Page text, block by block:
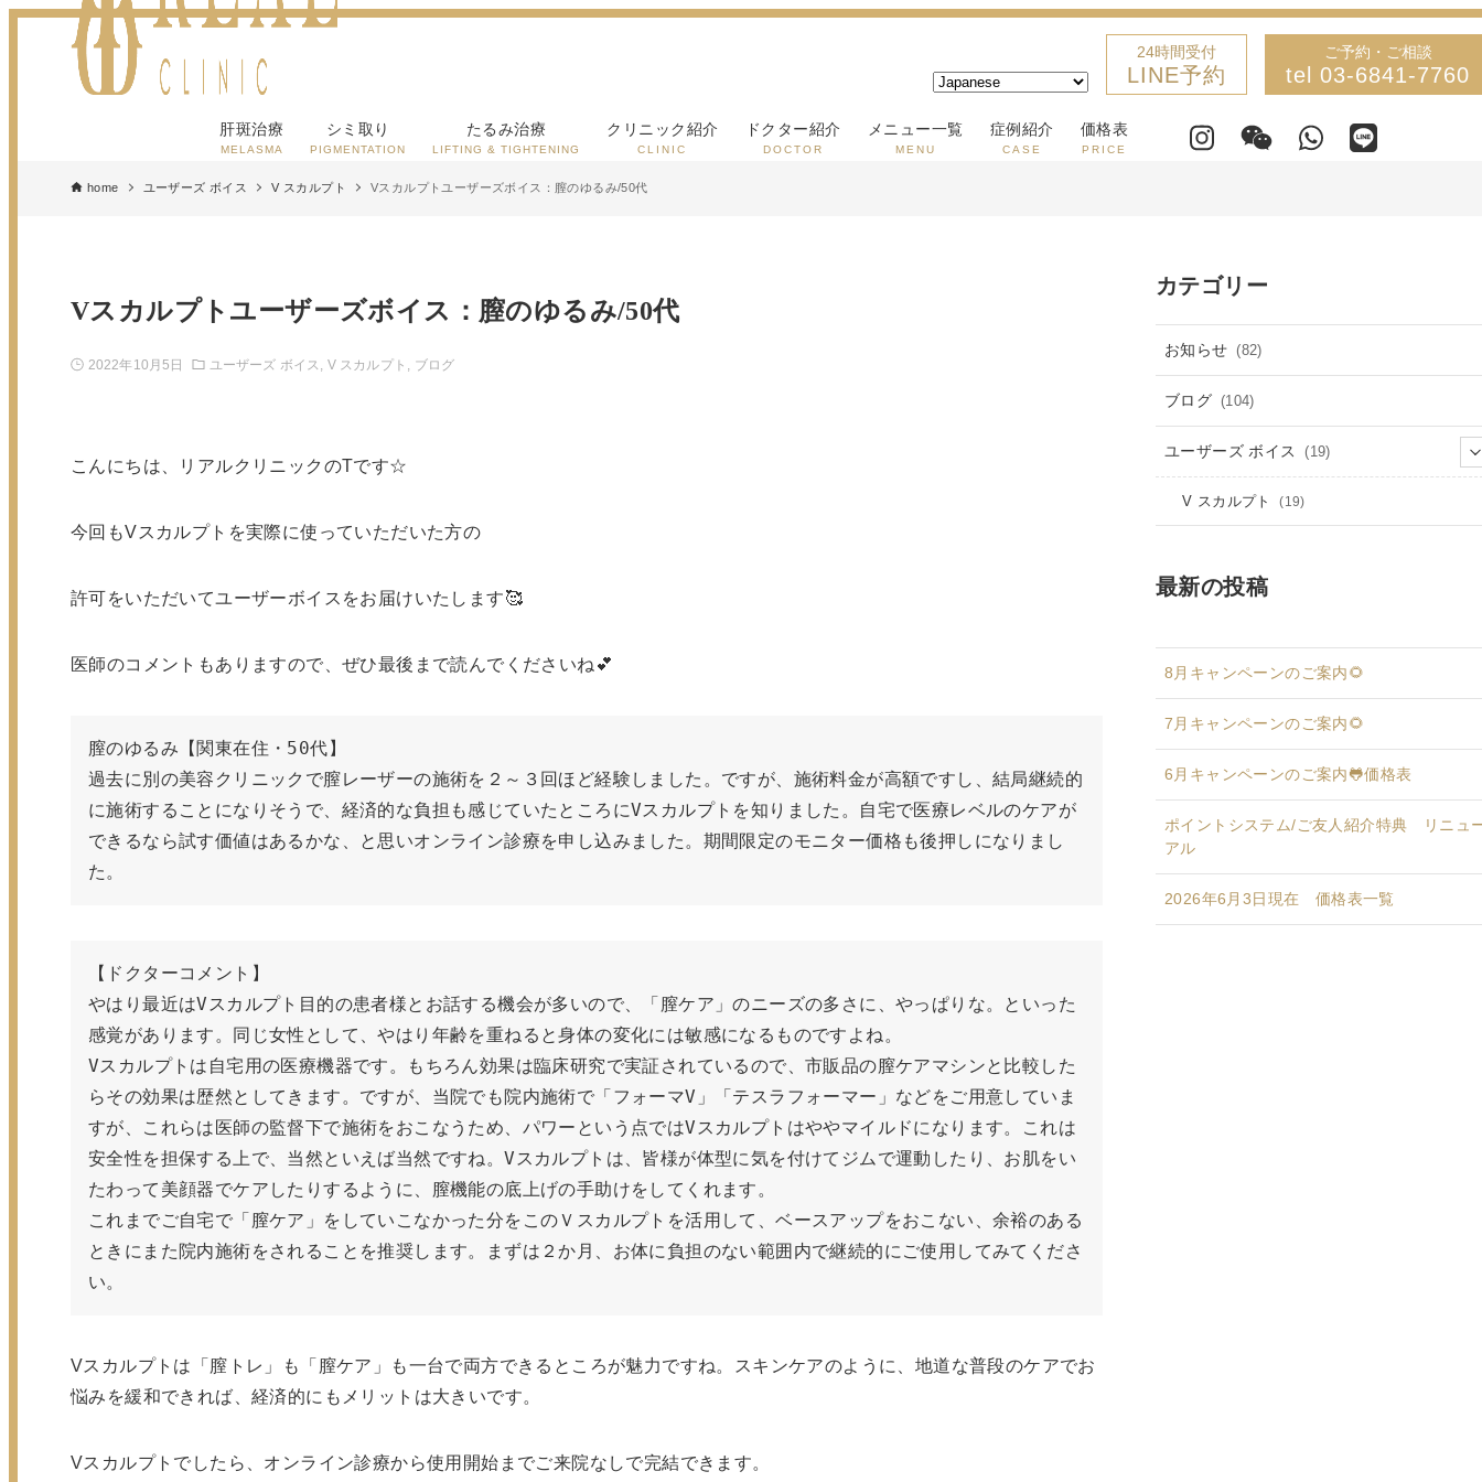
24時間受付
LINE予約
ご予約・ご相談
tel 03-6841-7760
肝斑治療
MELASMA
シミ取り
PIGMENTATION
たるみ治療
LIFTING & TIGHTENING
クリニック紹介
CLINIC
ドクター紹介
DOCTOR
メニュー一覧
MENU
症例紹介
CASE
価格表
PRICE
home ユーザーズ ボイス V スカルプト Vスカルプトユーザーズボイス：膣のゆるみ/50代
Vスカルプトユーザーズボイス：膣のゆるみ/50代
2022年10月5日 ユーザーズ ボイス V スカルプト ブログ
こんにちは、リアルクリニックのTです☆
今回もVスカルプトを実際に使っていただいた方の
許可をいただいてユーザーボイスをお届けいたします🥰
医師のコメントもありますので、ぜひ最後まで読んでくださいね💕
膣のゆるみ【関東在住・50代】
過去に別の美容クリニックで膣レーザーの施術を２～３回ほど経験しました。ですが、施術料金が高額ですし、結局継続的
に施術することになりそうで、経済的な負担も感じていたところにVスカルプトを知りました。自宅で医療レベルのケアが
できるなら試す価値はあるかな、と思いオンライン診療を申し込みました。期間限定のモニター価格も後押しになりまし
た。
【ドクターコメント】
やはり最近はVスカルプト目的の患者様とお話する機会が多いので、「膣ケア」のニーズの多さに、やっぱりな。といった
感覚があります。同じ女性として、やはり年齢を重ねると身体の変化には敏感になるものですよね。
Vスカルプトは自宅用の医療機器です。もちろん効果は臨床研究で実証されているので、市販品の膣ケアマシンと比較した
らその効果は歴然としてきます。ですが、当院でも院内施術で「フォーマV」「テスラフォーマー」などをご用意していま
すが、これらは医師の監督下で施術をおこなうため、パワーという点ではVスカルプトはややマイルドになります。これは
安全性を担保する上で、当然といえば当然ですね。Vスカルプトは、皆様が体型に気を付けてジムで運動したり、お肌をい
たわって美顔器でケアしたりするように、膣機能の底上げの手助けをしてくれます。
これまでご自宅で「膣ケア」をしていこなかった分をこのＶスカルプトを活用して、ベースアップをおこない、余裕のある
ときにまた院内施術をされることを推奨します。まずは２か月、お体に負担のない範囲内で継続的にご使用してみてくださ
い。
Vスカルプトは「膣トレ」も「膣ケア」も一台で両方できるところが魅力ですね。スキンケアのように、地道な普段のケアでお
悩みを緩和できれば、経済的にもメリットは大きいです。
Vスカルプトでしたら、オンライン診療から使用開始までご来院なしで完結できます。
カテゴリー
お知らせ (82)
ブログ (104)
ユーザーズ ボイス (19)
V スカルプト (19)
最新の投稿
8月キャンペーンのご案内🌻
7月キャンペーンのご案内🌻
6月キャンペーンのご案内🐸価格表
ポイントシステム/ご友人紹介特典 リニュ
アル
2026年6月3日現在 価格表一覧